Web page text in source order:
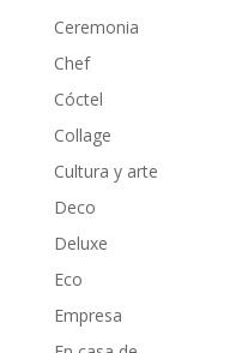
Ceremonia
Chef
Cóctel
Collage
Cultura y arte
Deco
Deluxe
Eco
Empresa